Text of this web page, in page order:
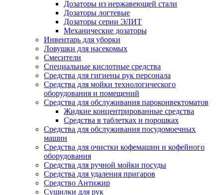
Дозаторы из нержавеющей стали
Дозаторы логтевые
Дозаторы серии ЭЛИТ
Механические дозаторы
Инвентарь для уборки
Ловушки для насекомых
Смесители
Специальные кислотные средства
Средства для гигиены рук персонала
Средства для мойки технологического
оборудования и помещений
Средства для обслуживания пароконвектоматов
Жидкие концентрированные средства
Средства в таблетках и порошках
Средства для обслуживания посудомоечных
машин
Средства для очистки кофемашин и кофейного
оборудования
Средства для ручной мойки посуды
Средства для удаления пригаров
Средство Антижир
Сушилки для рук